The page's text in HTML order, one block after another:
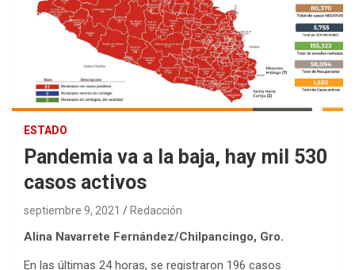
ESTADO
Pandemia va a la baja, hay mil 530
casos activos
septiembre 9, 2021 Redacción
Alina Navarrete Fernández/Chilpancingo, Gro.
En las últimas 24 horas, se registraron 196 casos